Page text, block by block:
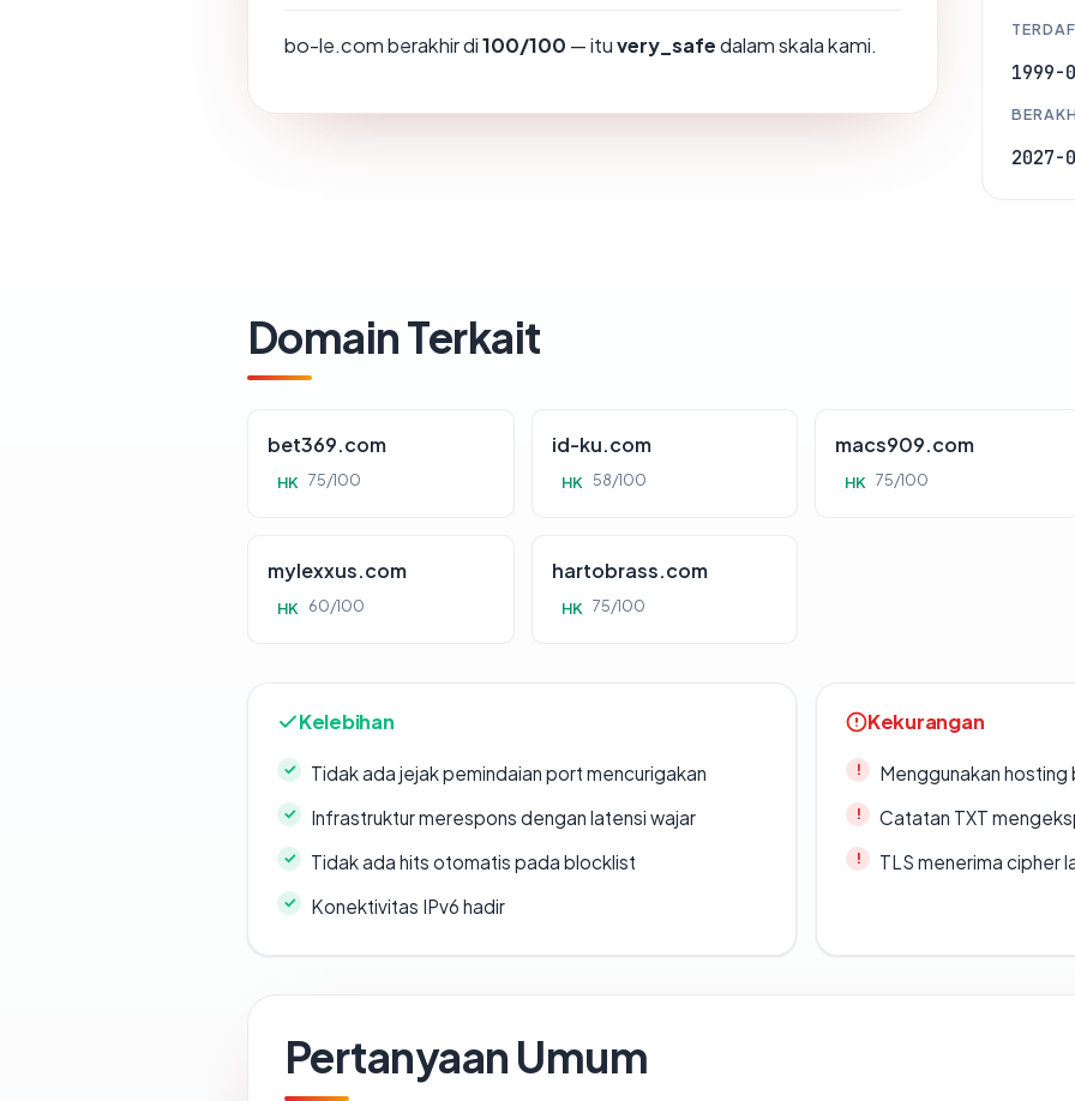
bo-le.com berakhir di100/100 — ituvery_safedalam skala kami.
1999-
2027-
Domain Terkait
bet369.com
HK 75/100
id-ku.com
HK 58/100
macs909.com
HK 75/100
mylexxus.com
HK 60/100
hartobrass.com
HK 75/100
Kelebihan
Tidak ada jejak pemindaian port mencurigakan
Infrastruktur merespons dengan latensi wajar
Tidak ada hits otomatis pada blocklist
Konektivitas IPv6 hadir
Kekurangan
Menggunakan
Catatan TXT
TLS menerima cipher
Pertanyaan Umum